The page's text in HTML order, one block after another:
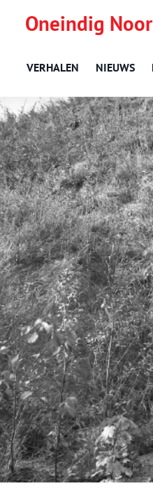
Oneindig
VERHALEN NIEUWS